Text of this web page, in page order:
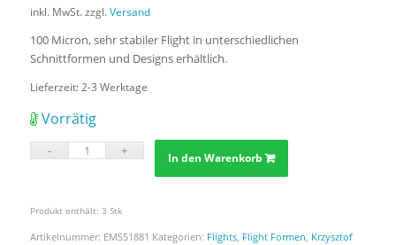
inkl. MwSt. zzgl. Versand
100 Micron, sehr stabiler Flight in unterschiedlichen
Schnittformen und Designs erhältlich.
Lieferzeit: 2-3 Werktage
Vorrätig
In den Warenkorb
Produkt enthält: 3 Stk
Artikelnummer: EMS51881 Kategorien: Flights, Flight Formen, Krzysztof